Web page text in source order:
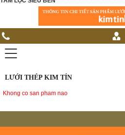
LƯỚI THÉP KIM TÍN
Khong co san pham nao